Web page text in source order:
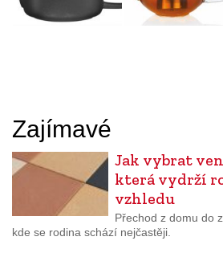
Zajímavé
Jak vybrat
která vydrží
vzhledu
Přechod z domu do
kde se rodina schází nejčastěji.